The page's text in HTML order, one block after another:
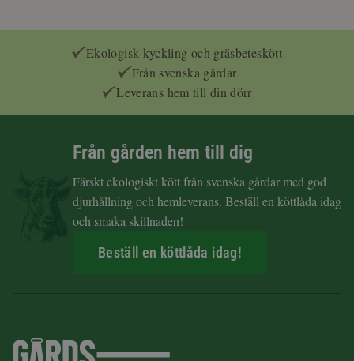
Ekologisk kyckling och gräsbeteskött
Från svenska gårdar
Leverans hem till din dörr
Från gården hem till dig
Färskt ekologiskt kött från svenska gårdar med god
djurhållning och hemleverans. Beställ en köttlåda idag
och smaka skillnaden!
Beställ en köttlåda idag!